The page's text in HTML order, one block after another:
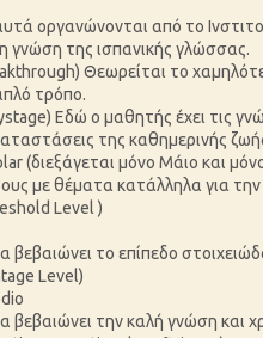
οργανώνονται από το
γνώση της ισπανικής γλώσσας.
Θεωρείται το
τρόπο.
Εδώ ο μαθητής έχει τις
της καθημερινής
(διεξάγεται μόνο Μάιο και
με θέματα κατάλληλα για
Level )
βεβαιώνει το επίπεδο
Level)
βεβαιώνει την καλή γνώση και